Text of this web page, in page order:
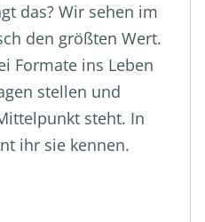
das? Wir sehen im
den größten Wert.
Formate ins Leben
stellen und
steht. In
ihr sie kennen.